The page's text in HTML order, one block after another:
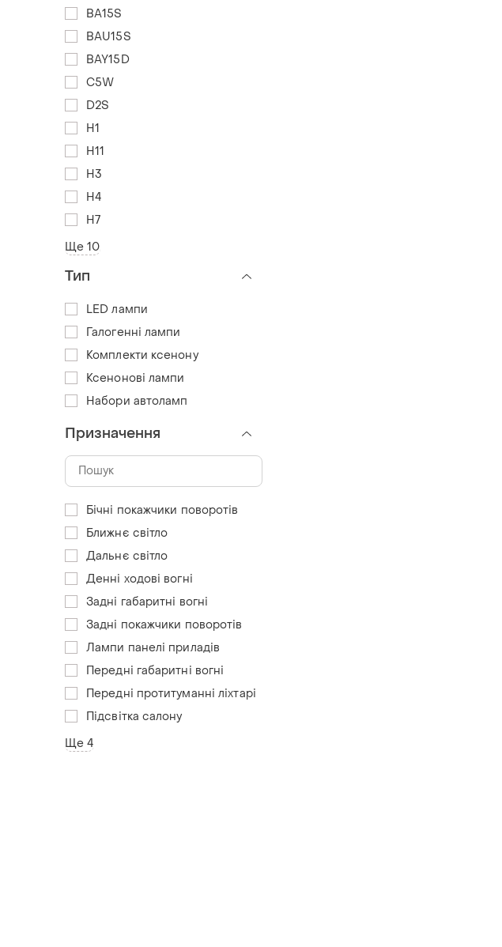
BA15S
BAU15S
BAY15D
C5W
D2S
H1
H11
H3
H4
H7
Ще 10
Тип
LED лампи
Галогенні лампи
Комплекти ксенону
Ксенонові лампи
Набори автоламп
Призначення
Бічні покажчики поворотів
Ближнє світло
Дальнє світло
Денні ходові вогні
Задні габаритні вогні
Задні покажчики поворотів
Лампи панелі приладів
Передні габаритні вогні
Передні протитуманні ліхтарі
Підсвітка салону
Ще 4